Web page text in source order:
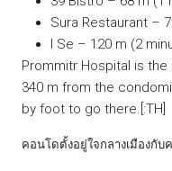
Sura Restaurant –
I Se – 120 m (2
Prommitr Hospital is
340 m from the
by foot to go there.[:TH]
คอนโดตั้งอยู่ใจกลางเมืองกั